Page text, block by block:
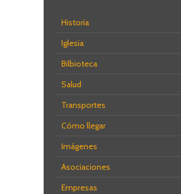
Historia
Iglesia
Bilbioteca
Salud
Transportes
Cómo llegar
Imágenes
Asociaciones
Empresas